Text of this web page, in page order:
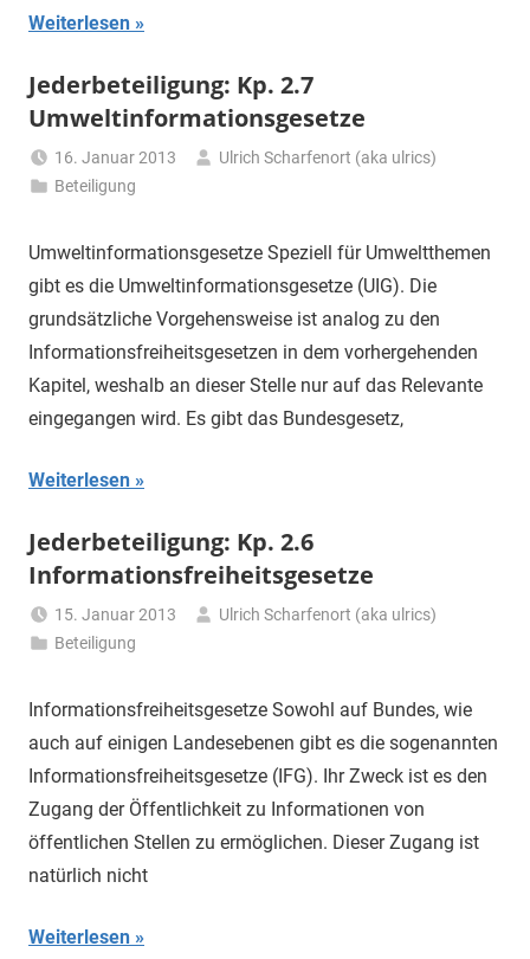
Weiterlesen
Jederbeteiligung: Kp. 2.7
Umweltinformationsgesetze
16. Januar 2013
Ulrich Scharfenort (aka ulrics)
Beteiligung
Umweltinformationsgesetze Speziell für Umweltthemen
gibt es die Umweltinformationsgesetze (UIG). Die
grundsätzliche Vorgehensweise ist analog zu den
Informationsfreiheitsgesetzen in dem vorhergehenden
Kapitel, weshalb an dieser Stelle nur auf das Relevante
eingegangen wird. Es gibt das Bundesgesetz,
Weiterlesen
Jederbeteiligung: Kp. 2.6
Informationsfreiheitsgesetze
15. Januar 2013
Ulrich Scharfenort (aka ulrics)
Beteiligung
Informationsfreiheitsgesetze Sowohl auf Bundes, wie
auch auf einigen Landesebenen gibt es die sogenannten
Informationsfreiheitsgesetze (IFG). Ihr Zweck ist es den
Zugang der Öffentlichkeit zu Informationen von
öffentlichen Stellen zu ermöglichen. Dieser Zugang ist
natürlich nicht
Weiterlesen